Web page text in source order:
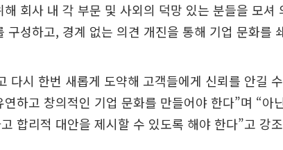
회사 내 각 부문 및 사외의 덕망 있는 분들을 모셔
구성하고, 경계 없는 의견 개진을 통해 기업 문화를
다시 한번 새롭게 도약해 고객들에게 신뢰를 안길
하고 창의적인 기업 문화를 만들어야 한다”며 “아
합리적 대안을 제시할 수 있도록 해야 한다”고 강